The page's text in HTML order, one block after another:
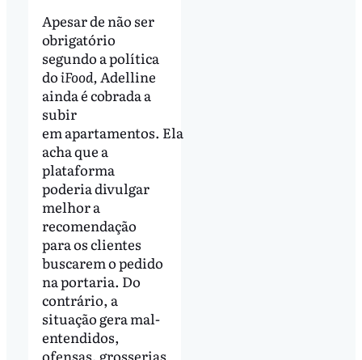
Apesar de não ser
obrigatório
segundo a política
doiFood,Adelline
ainda é cobrada a
subir
em apartamentos. Ela
acha que a
plataforma
poderia divulgar
melhor a
recomendação
para os clientes
buscarem o pedido
na portaria. Do
contrário, a
situação gera mal-
entendidos,
ofensas, grosserias